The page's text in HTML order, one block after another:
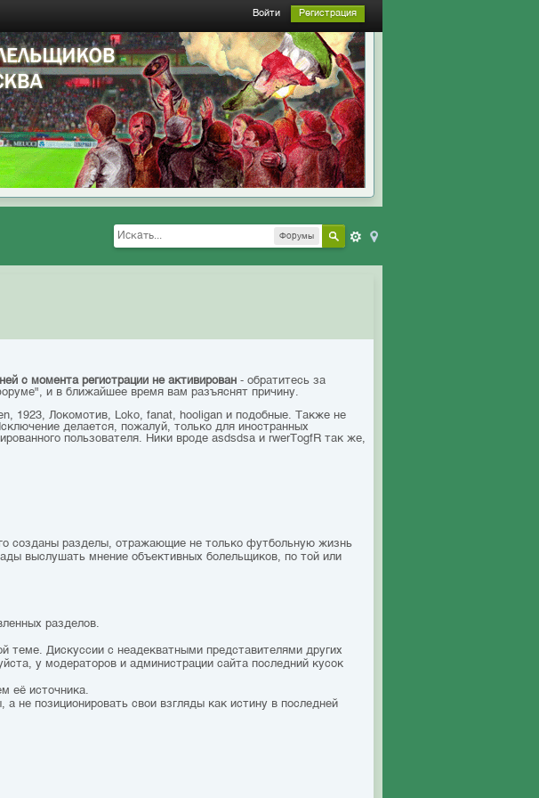
Войти Регистрация
Форумы
с момента регистрации не активирован - обратитесь за
и в ближайшее время вам разъяснят причину.
1923, Локомотив, Loko, fanat, hooligan и подобные. Также не
делается, пожалуй, только для иностранных
пользователя. Ники вроде asdsdsa и rwerTоgfR так же,
созданы разделы, отражающие не только футбольную жизнь
выслушать мнение объективных болельщиков, по той или
разделов.
теме. Дискуссии с неадекватными представителями других
у модераторов и администрации сайта последний кусок
её источника.
не позиционировать свои взгляды как истину в последней